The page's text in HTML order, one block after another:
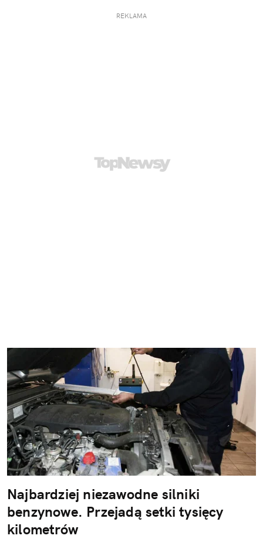
REKLAMA
Najbardziej niezawodne silniki
benzynowe. Przejadą setki tysięcy
kilometrów